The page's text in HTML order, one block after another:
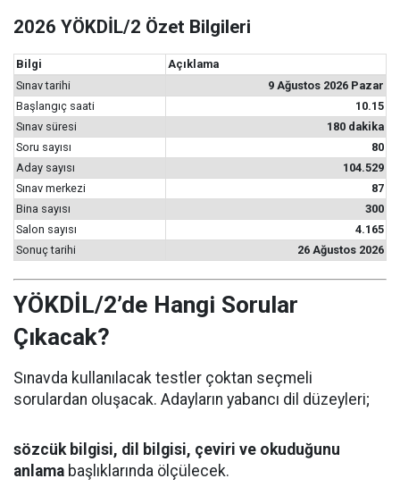
2026 YÖKDİL/2 Özet Bilgileri
Bilgi
Açıklama
Sınav tarihi
9 Ağustos 2026 Pazar
Başlangıç saati
10.15
Sınav süresi
180 dakika
Soru sayısı
80
Aday sayısı
104.529
Sınav merkezi
87
Bina sayısı
300
Salon sayısı
4.165
Sonuç tarihi
26 Ağustos 2026
YÖKDİL/2’de Hangi Sorular
Çıkacak?
Sınavda kullanılacak testler çoktan seçmeli
sorulardan oluşacak. Adayların yabancı dil düzeyleri;
sözcük bilgisi, dil bilgisi, çeviri ve okuduğunu
anlama başlıklarında ölçülecek.